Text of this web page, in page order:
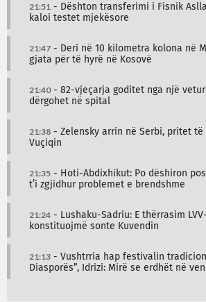
21:51 - Dështon transferimi i Fisnik
kaloi testet mjekësore
21:47 - Deri në 10 kilometra kolona në
gjata për të hyrë në Kosovë
21:40- 82-vjeçarja goditet nga një
dërgohet në spital
21:38 - Zelensky arrin në Serbi, pritet të
Vuçiqin
21:35 - Hoti-Abdixhikut: Po dëshiron
t’i zgjidhur problemet e brendshme
21:24 - Lushaku-Sadriu: E thërrasim
konstituojmë sonte Kuvendin
21:13 - Vushtrria hap festivalin
Diasporës”, Idrizi: Mirë se erdhët në